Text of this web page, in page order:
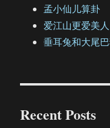
孟小仙儿算卦
爱江山更爱美人
垂耳兔和大尾
Recent Posts